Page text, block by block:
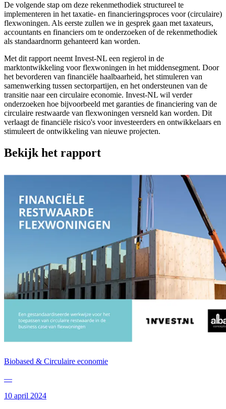
De volgende stap om deze rekenmethodiek structureel te
implementeren in het taxatie- en financieringsproces voor (circulaire)
flexwoningen. Als eerste zullen we in gesprek gaan met taxateurs,
accountants en financiers om te onderzoeken of de rekenmethodiek
als standaardnorm gehanteerd kan worden.
Met dit rapport neemt Invest-NL een regierol in de
marktontwikkeling voor flexwoningen in het middensegment. Door
het bevorderen van financiële haalbaarheid, het stimuleren van
samenwerking tussen sectorpartijen, en het ondersteunen van de
transitie naar een circulaire economie. Invest-NL wil verder
onderzoeken hoe bijvoorbeeld met garanties de financiering van de
circulaire restwaarde van flexwoningen versneld kan worden. Dit
verlaagt de financiële risico's voor investeerders en ontwikkelaars en
stimuleert de ontwikkeling van nieuwe projecten.
Bekijk het rapport
Biobased & Circulaire economie
—
10 april 2024